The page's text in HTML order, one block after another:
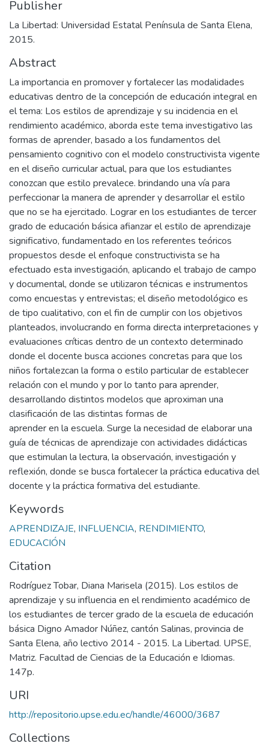
Publisher
La Libertad: Universidad Estatal Península de Santa Elena,
2015.
Abstract
La importancia en promover y fortalecer las modalidades
educativas dentro de la concepción de educación integral en
el tema: Los estilos de aprendizaje y su incidencia en el
rendimiento académico, aborda este tema investigativo las
formas de aprender, basado a los fundamentos del
pensamiento cognitivo con el modelo constructivista vigente
en el diseño curricular actual, para que los estudiantes
conozcan que estilo prevalece. brindando una vía para
perfeccionar la manera de aprender y desarrollar el estilo
que no se ha ejercitado. Lograr en los estudiantes de tercer
grado de educación básica afianzar el estilo de aprendizaje
significativo, fundamentado en los referentes teóricos
propuestos desde el enfoque constructivista se ha
efectuado esta investigación, aplicando el trabajo de campo
y documental, donde se utilizaron técnicas e instrumentos
como encuestas y entrevistas; el diseño metodológico es
de tipo cualitativo, con el fin de cumplir con los objetivos
planteados, involucrando en forma directa interpretaciones y
evaluaciones críticas dentro de un contexto determinado
donde el docente busca acciones concretas para que los
niños fortalezcan la forma o estilo particular de establecer
relación con el mundo y por lo tanto para aprender,
desarrollando distintos modelos que aproximan una
clasificación de las distintas formas de
aprender en la escuela. Surge la necesidad de elaborar una
guía de técnicas de aprendizaje con actividades didácticas
que estimulan la lectura, la observación, investigación y
reflexión, donde se busca fortalecer la práctica educativa del
docente y la práctica formativa del estudiante.
Keywords
APRENDIZAJE, INFLUENCIA, RENDIMIENTO,
EDUCACIÓN
Citation
Rodríguez Tobar, Diana Marisela (2015). Los estilos de
aprendizaje y su influencia en el rendimiento académico de
los estudiantes de tercer grado de la escuela de educación
básica Digno Amador Núñez, cantón Salinas, provincia de
Santa Elena, año lectivo 2014 - 2015. La Libertad. UPSE,
Matriz. Facultad de Ciencias de la Educación e Idiomas.
147p.
URI
http://repositorio.upse.edu.ec/handle/46000/3687
Collections